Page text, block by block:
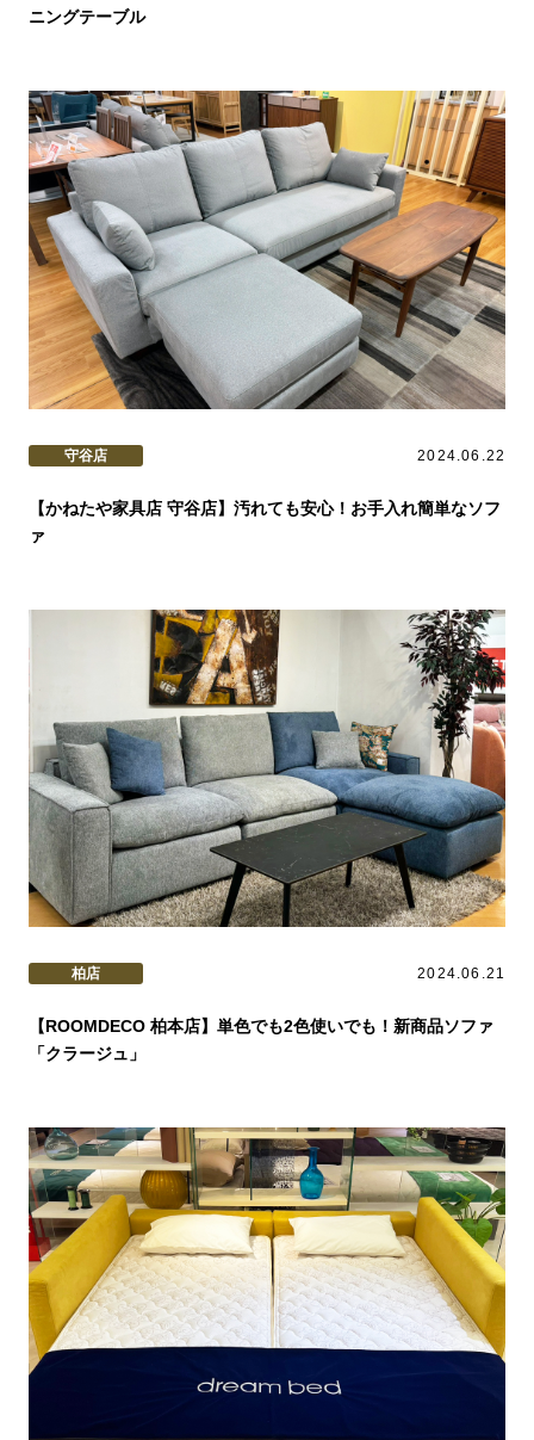
ニングテーブル
守谷店 2024.06.22
【かねたや家具店 守谷店】汚れても安心！お手入れ簡単なソフ
ァ
柏店 2024.06.21
【ROOMDECO 柏本店】単色でも2色使いでも！新商品ソファ
「クラージュ」